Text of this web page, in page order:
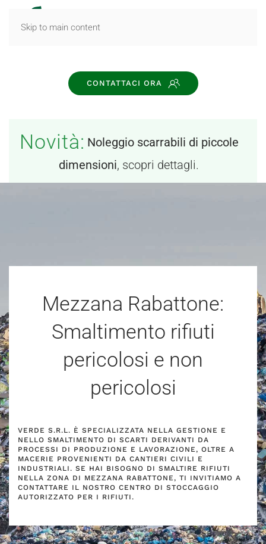
Skip to main content
CONTATTACI ORA
Novità: Noleggio scarrabili di piccole
dimensioni, scopri dettagli.
Mezzana Rabattone:
Smaltimento rifiuti
pericolosi e non
pericolosi
VERDE S.R.L. È SPECIALIZZATA NELLA GESTIONE E
NELLO SMALTIMENTO DI SCARTI DERIVANTI DA
PROCESSI DI PRODUZIONE E LAVORAZIONE, OLTRE A
MACERIE PROVENIENTI DA CANTIERI CIVILI E
INDUSTRIALI. SE HAI BISOGNO DI SMALTIRE RIFIUTI
NELLA ZONA DI MEZZANA RABATTONE, TI INVITIAMO A
CONTATTARE IL NOSTRO CENTRO DI STOCCAGGIO
AUTORIZZATO PER I RIFIUTI.